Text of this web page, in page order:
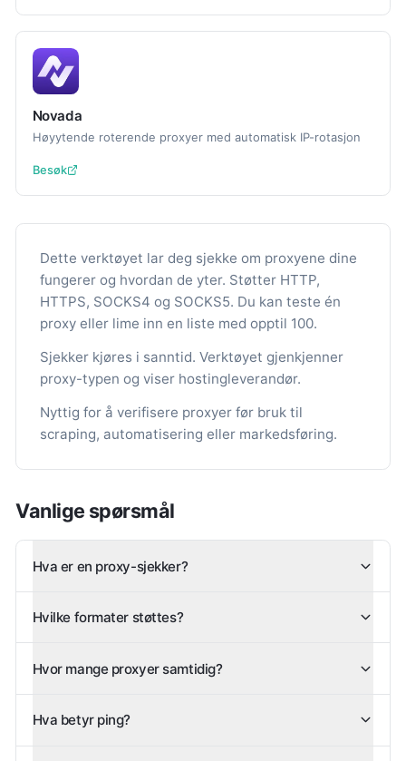
Novada
Høyytende roterende proxyer med automatisk IP-rotasjon
Besøk
Dette verktøyet lar deg sjekke om proxyene dine
fungerer og hvordan de yter. Støtter HTTP,
HTTPS, SOCKS4 og SOCKS5. Du kan teste én
proxy eller lime inn en liste med opptil 100.
Sjekker kjøres i sanntid. Verktøyet gjenkjenner
proxy-typen og viser hostingleverandør.
Nyttig for å verifisere proxyer før bruk til
scraping, automatisering eller markedsføring.
Vanlige spørsmål
Hva er en proxy-sjekker?
Hvilke formater støttes?
Hvor mange proxyer samtidig?
Hva betyr ping?